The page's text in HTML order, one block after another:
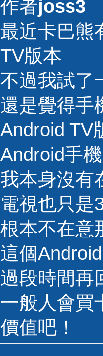
作者joss3
最近卡巴熊
TV版本
不過我試了
還是覺得手
Android TV
Android手
我本身沒有
電視也只是
根本不在意
這個
過段時間再
一般人會買
價值吧！